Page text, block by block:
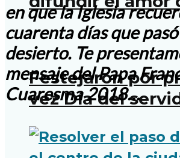
Festejaron por
vez Día del
en que la Iglesia
cuarenta días que
desierto. Te
mensaje del Papa
Cuaresma 2018…